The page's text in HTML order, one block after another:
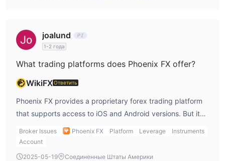
joalund
1-2 года
What trading platforms does Phoenix FX offer?
WikiFXОтветить
Phoenix FX provides a proprietary forex trading platform
that supports access to iOS and Android versions. But it
does not support MT4 and MT5.
Broker Issues Phoenix FX Platform Leverage
Instruments
Account
2025-05-19
Соединенные Штаты Америки